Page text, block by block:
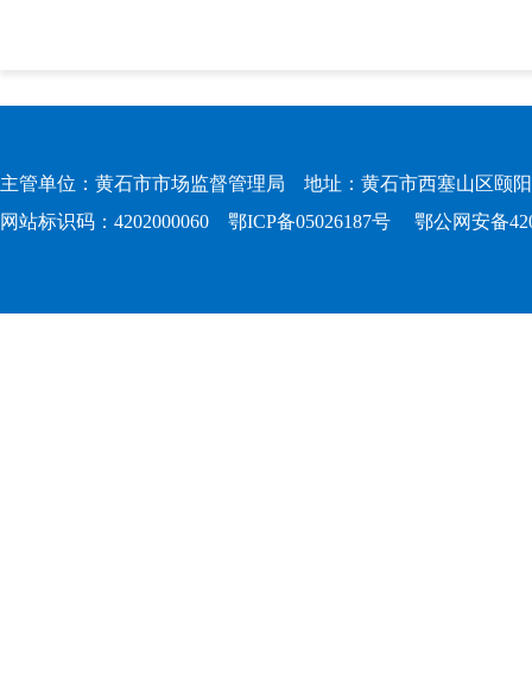
主管单位：黄石市市场监督管理局 地址：黄石市西塞山区颐
网站标识码：4202000060 鄂ICP备05026187号 鄂公网安备